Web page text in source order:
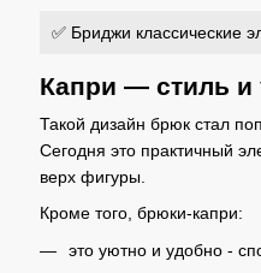
✅ Бриджи классические
Капри — стиль и
Такой дизайн брюк стал
Сегодня это практичный
верх фигуры.
Кроме того, брюки-капри:
это уютно и удобно -